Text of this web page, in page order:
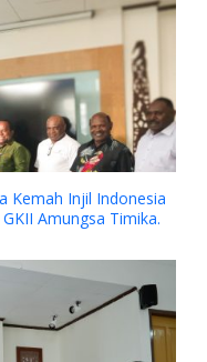
Kemah Injil Indonesia
Amungsa Timika.